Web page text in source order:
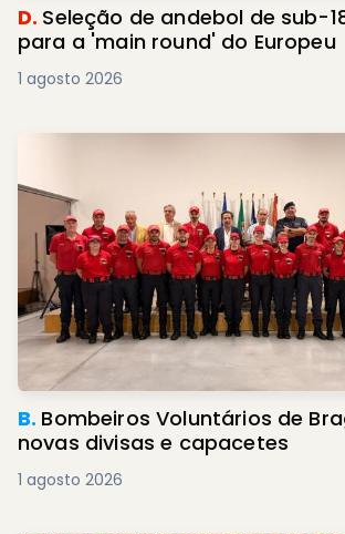
D. Seleção de andebol de sub-
para a 'main round' do Europeu
1 agosto 2026
B. Bombeiros Voluntários de
novas divisas e capacetes
1 agosto 2026